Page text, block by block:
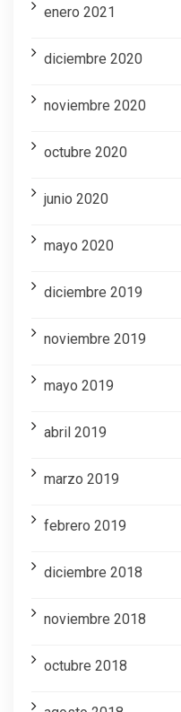
enero 2021
diciembre 2020
noviembre 2020
octubre 2020
junio 2020
mayo 2020
diciembre 2019
noviembre 2019
mayo 2019
abril 2019
marzo 2019
febrero 2019
diciembre 2018
noviembre 2018
octubre 2018